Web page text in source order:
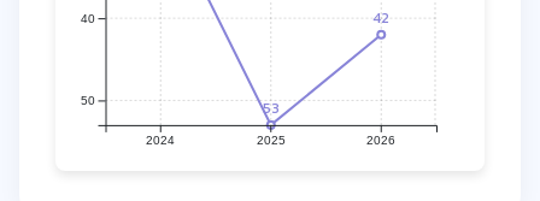
53
42
2024 2025 2026
50
40